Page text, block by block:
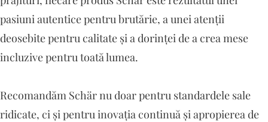
pasiuni autentice pentru brutărie, a unei atenții
deosebite pentru calitate și a dorinței de a crea mese
incluzive pentru toată lumea.
Recomandăm Schär nu doar pentru standardele sale
ridicate, ci și pentru inovația continuă și apropierea de